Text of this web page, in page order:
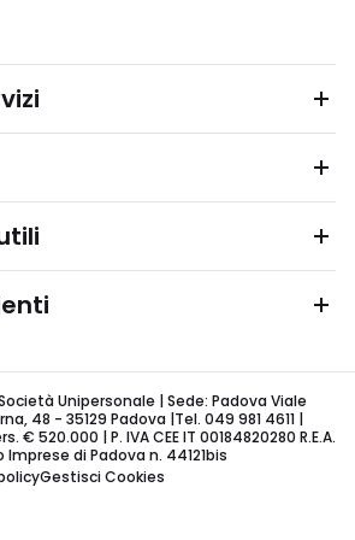
Società Unipersonale | Sede: Padova Viale
48 - 35129 Padova |Tel. 049 981 4611 |
€ 520.000 | P. IVA CEE IT 00184820280 R.E.A.
Imprese di Padova n. 44121bis
Gestisci Cookies